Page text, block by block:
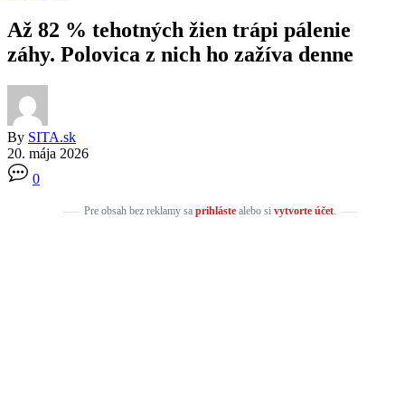
Až 82 % tehotných žien trápi pálenie
záhy. Polovica z nich ho zažíva denne
By SITA.sk
20. mája 2026
0
Pre obsah bez reklamy sa prihlástealebo si vytvorte účet.